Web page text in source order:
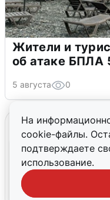
На
cookie-файлы.
подтверждаете
использование.
Жители и
об атаке БПЛА
5 августа 0